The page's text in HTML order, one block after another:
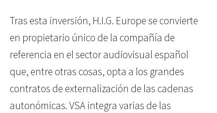
Tras esta inversión, H.I.G. Europe se convierte
en propietario único de la compañía de
referencia en el sector audiovisual español
que, entre otras cosas, opta a los grandes
contratos de externalización de las cadenas
autonómicas. VSA integra varias de las